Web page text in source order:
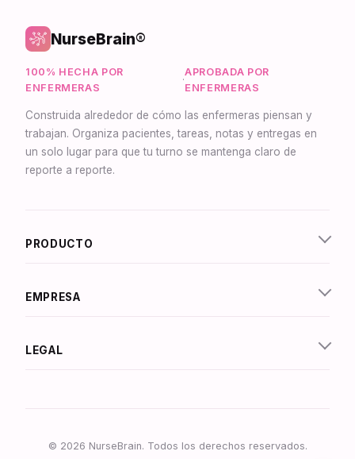
NurseBrain®
100% HECHA POR
ENFERMERAS
·
APROBADA POR
ENFERMERAS
Construida alrededor de cómo las enfermeras piensan y
trabajan. Organiza pacientes, tareas, notas y entregas en
un solo lugar para que tu turno se mantenga claro de
reporte a reporte.
PRODUCTO
EMPRESA
LEGAL
© 2026 NurseBrain. Todos los derechos reservados.
micrófono para hablarme por voz!